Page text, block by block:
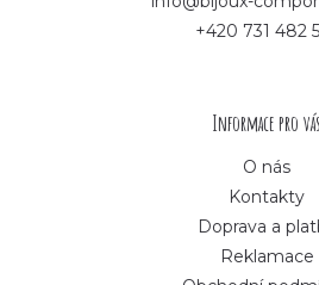
+420 731 482
Informace pro vás
O nás
Kontakty
Doprava a
Reklamace